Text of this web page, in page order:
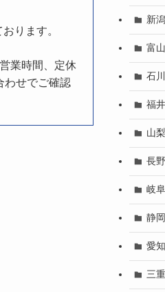
ります。
業時間、定休
わせでご確認
新
富
石
福
山
長
岐
静
愛
三